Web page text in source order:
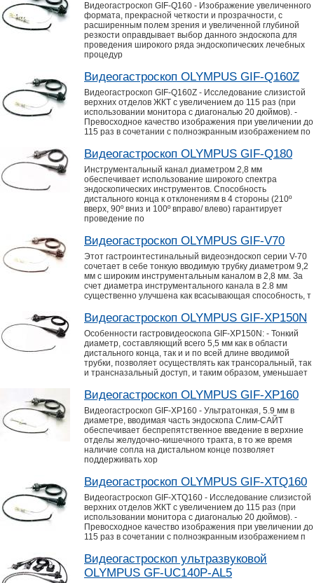
Видеогастроскоп GIF-Q160 - Изображение увеличенного
формата, прекрасной четкости и прозрачности, с
расширенным полем зрения и увеличенной глубиной
резкости оправдывает выбор данного эндоскопа для
проведения широкого ряда эндоскопических лечебных
процедур
Видеогастроскоп OLYMPUS GIF-Q160Z
Видеогастроскоп GIF-Q160Z - Исследование слизистой
верхних отделов ЖКТ с увеличением до 115 раз (при
использовании монитора с диагональю 20 дюймов). -
Превосходное качество изображения при увеличении до
115 раз в сочетании с полноэкранным изображением по
Видеогастроскоп OLYMPUS GIF-Q180
Инструментальный канал диаметром 2,8 мм
обеспечивает использование широкого спектра
эндоскопических инструментов. Способность
дистального конца к отклонениям в 4 стороны (210º
вверх, 90º вниз и 100º вправо/ влево) гарантирует
проведение по
Видеогастроскоп OLYMPUS GIF-V70
Этот гастроинтестинальный видеоэндоскоп серии V-70
сочетает в себе тонкую вводимую трубку диаметром 9,2
мм с широким инструментальным каналом в 2,8 мм. За
счет диаметра инструментального канала в 2.8 мм
существенно улучшена как всасывающая способность, т
Видеогастроскоп OLYMPUS GIF-XP150N
Особенности гастровидеоскопа GIF-XP150N: - Тонкий
диаметр, составляющий всего 5,5 мм как в области
дистального конца, так и и по всей длине вводимой
трубки, позволяет осуществлять как трансоральный, так
и трансназальный доступ, и таким образом, уменьшает
Видеогастроскоп OLYMPUS GIF-XP160
Видеогастроскоп GIF-XP160 - Ультратонкая, 5.9 мм в
диаметре, вводимая часть эндоскопа Слим-САЙТ
обеспечивает беспрепятственное введение в верхние
отделы желудочно-кишечного тракта, в то же время
наличие сопла на дистальном конце позволяет
поддерживать хор
Видеогастроскоп OLYMPUS GIF-XTQ160
Видеогастроскоп GIF-XTQ160 - Исследование слизистой
верхних отделов ЖКТ с увеличением до 115 раз (при
использовании монитора с диагональю 20 дюймов). -
Превосходное качество изображения при увеличении до
115 раз в сочетании с полноэкранным изображением п
Видеогастроскоп ультразвуковой
OLYMPUS GF-UC140P-AL5